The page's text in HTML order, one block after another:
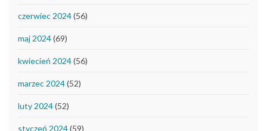
czerwiec 2024(56)
maj 2024(69)
kwiecień 2024(56)
marzec 2024(52)
luty 2024(52)
styczeń 2024(59)